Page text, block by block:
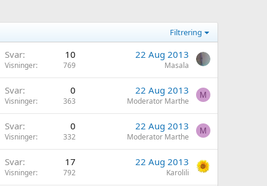
Filtrering
Svar 10
Visninger 769
22 Aug 2013
Masala
Svar 0
Visninger 363
22 Aug 2013
Moderator Marthe
M
Svar 0
Visninger 332
22 Aug 2013
Moderator Marthe
M
Svar 17
Visninger 792
22 Aug 2013
Karolili